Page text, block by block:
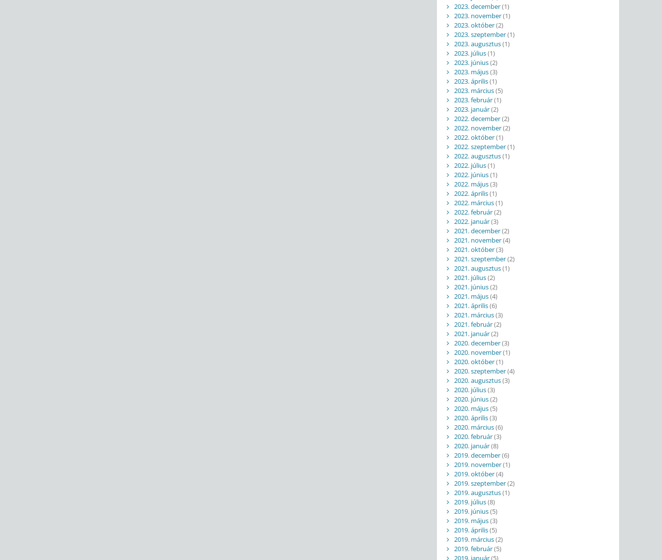
2023. december(1)
2023. november(1)
2023. október(2)
2023. szeptember(1)
2023. augusztus(1)
2023. július(1)
2023. június(2)
2023. május(3)
2023. április(1)
2023. március(5)
2023. február(1)
2023. január(2)
2022. december(2)
2022. november(2)
2022. október(1)
2022. szeptember(1)
2022. augusztus(1)
2022. július(1)
2022. június(1)
2022. május(3)
2022. április(1)
2022. március(1)
2022. február(2)
2022. január(3)
2021. december(2)
2021. november(4)
2021. október(3)
2021. szeptember(2)
2021. augusztus(1)
2021. július(2)
2021. június(2)
2021. május(4)
2021. április(6)
2021. március(3)
2021. február(2)
2021. január(2)
2020. december(3)
2020. november(1)
2020. október(1)
2020. szeptember(4)
2020. augusztus(3)
2020. július(3)
2020. június(2)
2020. május(5)
2020. április(3)
2020. március(6)
2020. február(3)
2020. január(8)
2019. december(6)
2019. november(1)
2019. október(4)
2019. szeptember(2)
2019. augusztus(1)
2019. július(8)
2019. június(5)
2019. május(3)
2019. április(5)
2019. március(2)
2019. február(5)
2019. január(5)